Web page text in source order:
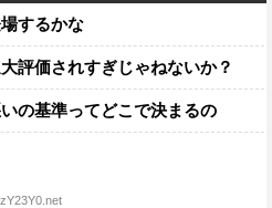
するかな
評価されすぎじゃねないか？
の基準ってどこで決まるの